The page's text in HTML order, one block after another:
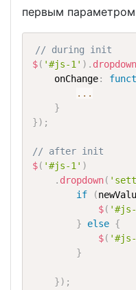
первым параметром
// during init
$( '#js-1' ) . dropdown
    onChange
:
...
}
}) ;
// after init
$( '#js-1' )
. dropdown(
if
(
$(
}
else {
$(
}
}) ;